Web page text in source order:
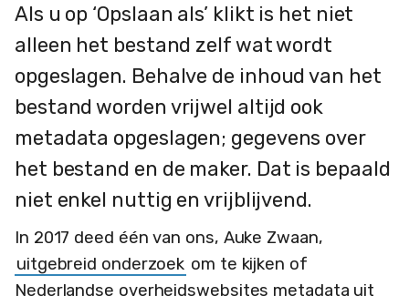
Als u op ‘Opslaan als’ klikt is het niet
alleen het bestand zelf wat wordt
opgeslagen. Behalve de inhoud van het
bestand worden vrijwel altijd ook
metadata opgeslagen; gegevens over
het bestand en de maker. Dat is bepaald
niet enkel nuttig en vrijblijvend.
In 2017 deed één van ons, Auke Zwaan,
uitgebreid onderzoek om te kijken of
Nederlandse overheidswebsites metadata uit